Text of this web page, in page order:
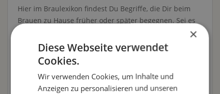
Hier im Braulexikon findest Du Begriffe, die Dir beim
Brauen zu Hause früher oder später begegnen. Sei es
Hobbybrauern: Irgendwann stolperst Du über einen
Begriff, den Du nachschlagen musst, um ihn zu
verstehen. Und das richtige Lexikon dafür findest Du
genau hier.
×
Diese Webseite verwendet
Cookies.
Wir verwenden Cookies, um Inhalte und
Anzeigen zu personalisieren und unseren